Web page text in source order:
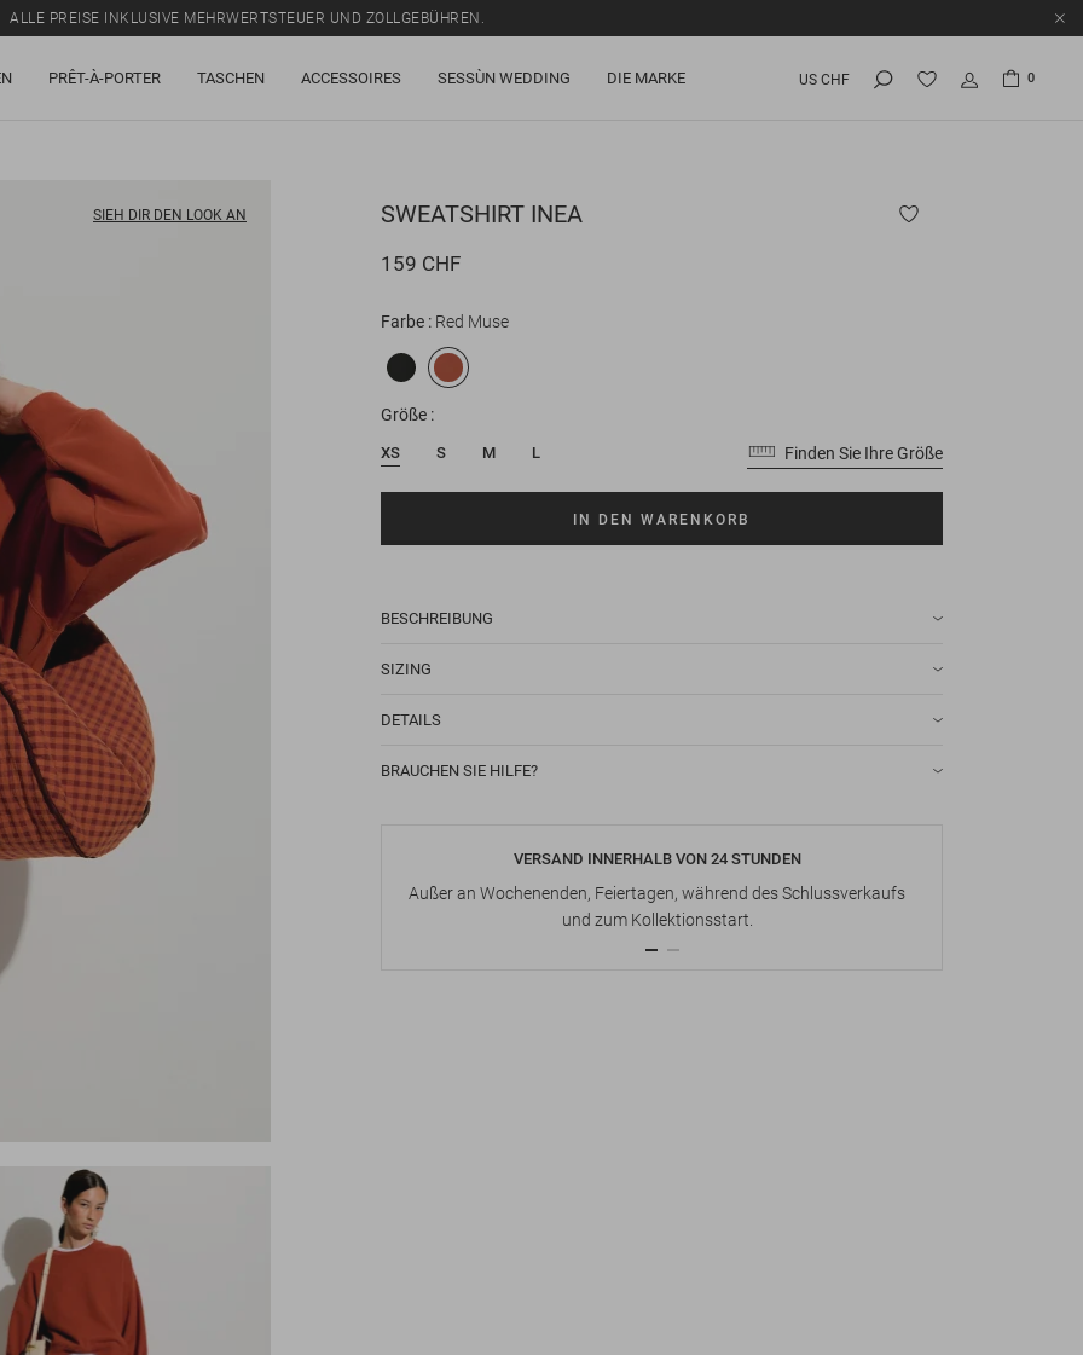
ALLE PREISE INKLUSIVE MEHRWERTSTEUER UND ZOLLGEBÜHREN.
PRÊT-À-PORTER TASCHEN ACCESSOIRES SESSÙN WEDDING DIE MARKE US CHF 0
SIEH DIR DEN LOOK AN SWEATSHIRT INEA
159 CHF
Farbe Red Muse
Größe
XS S M L Finden Sie Ihre Größe
IN DEN WARENKORB
BESCHREIBUNG
SIZING
DETAILS
BRAUCHEN SIE HILFE?
VERSAND INNERHALB VON 24 STUNDEN
Außer an Wochenenden, Feiertagen, während des Schlussverkaufs
und zum Kollektionsstart.